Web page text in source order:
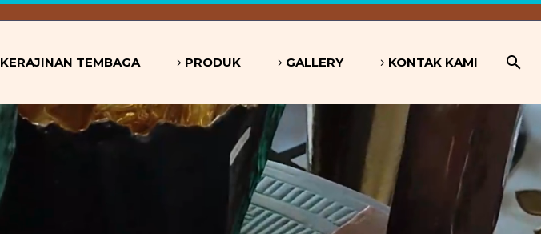
KERAJINAN TEMBAGA PRODUK GALLERY KONTAK KAMI